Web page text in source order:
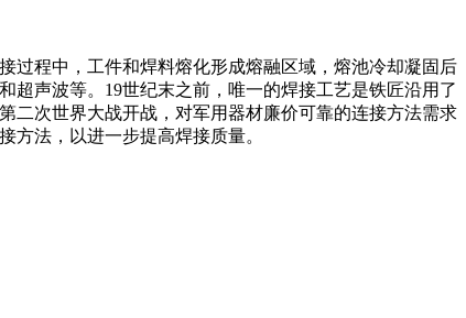
接过程中，工件和焊料熔化形成熔融区域，熔池冷却凝固后
声波等。19世纪末之前，唯一的焊接工艺是铁匠沿用了
二次世界大战开战，对军用器材廉价可靠的连接方法需求
方法，以进一步提高焊接质量。